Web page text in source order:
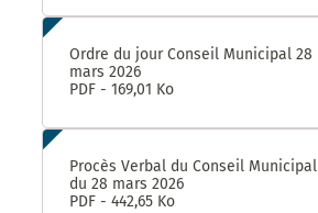
Ordre du jour Conseil Municipal 28
mars 2026
PDF - 169,01 Ko
Procès Verbal du Conseil Municipal
du 28 mars 2026
PDF - 442,65 Ko